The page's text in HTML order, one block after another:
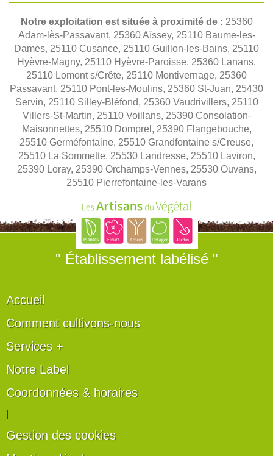
Notre exploitation est située à proximité de : 25360
Adam-lès-Passavant, 25360 Aïssey, 25110 Baume-les-
Dames, 25110 Cusance, 25110 Guillon-les-Bains, 25110
Hyèvre-Magny, 25110 Hyèvre-Paroisse, 25360 Lanans,
25110 Lomont s/Crête, 25110 Montivernage, 25360
Passavant, 25110 Pont-les-Moulins, 25360 St-Juan, 25430
Servin, 25110 Silley-Bléfond, 25360 Vaudrivillers, 25110
Villers-St-Martin, 25110 Voillans, 25390 Consolation-
Maisonnettes, 25510 Domprel, 25390 Flangebouche,
25510 Germéfontaine, 25510 Grandfontaine s/Creuse,
25510 La Sommette, 25530 Landresse, 25510 Laviron,
25390 Loray, 25390 Orchamps-Vennes, 25530 Ouvans,
25510 Pierrefontaine-les-Varans
" Établissement labélisé "
Accueil
Comment cultivons-nous
Services +
Notre Label
Coordonnées & horaires
Gestion des cookies